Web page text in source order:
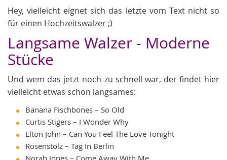
Hey, vielleicht eignet sich das letzte vom Text nicht so
für einen Hochzeitswalzer ;)
Langsame Walzer - Moderne
Stücke
Und wem das jetzt noch zu schnell war, der findet hier
vielleicht etwas schön langsames:
Banana Fischbones – So Old
Curtis Stigers – I Wonder Why
Elton John – Can You Feel The Love Tonight
Rosenstolz – Tag In Berlin
Norah Jones – Come Away With Me